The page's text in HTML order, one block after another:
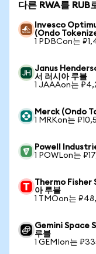
다른 RWA를 RUB
Invesco
(Ondo
1 PDBCon는
Janus
서 러시아 루블
1 JAAAon는
Merck (Ondo
1 MRKon는
Powell
1 POWLon는
Thermo Fisher
아 루블
1 TMOon는
Gemini Space
루블
1 GEMIon는